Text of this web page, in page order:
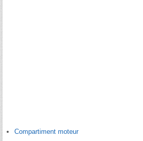
Compartiment moteur